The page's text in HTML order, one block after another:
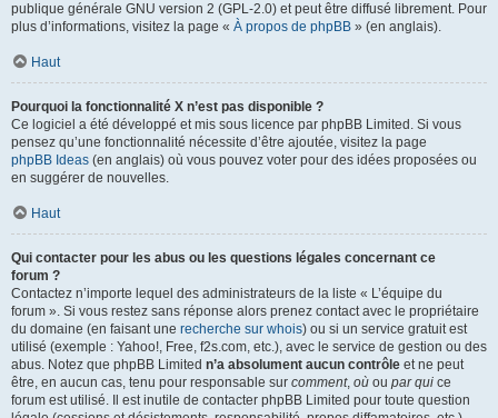
publique générale GNU version 2 (GPL-2.0) et peut être diffusé librement. Pour
plus d’informations, visitez la page « À propos de phpBB » (en anglais).
Haut
Pourquoi la fonctionnalité X n’est pas disponible ?
Ce logiciel a été développé et mis sous licence par phpBB Limited. Si vous
pensez qu’une fonctionnalité nécessite d’être ajoutée, visitez la page
phpBB Ideas (en anglais) où vous pouvez voter pour des idées proposées ou
en suggérer de nouvelles.
Haut
Qui contacter pour les abus ou les questions légales concernant ce
forum ?
Contactez n’importe lequel des administrateurs de la liste « L’équipe du
forum ». Si vous restez sans réponse alors prenez contact avec le propriétaire
du domaine (en faisant une recherche sur whois) ou si un service gratuit est
utilisé (exemple : Yahoo!, Free, f2s.com, etc.), avec le service de gestion ou des
abus. Notez que phpBB Limited n’a absolument aucun contrôle et ne peut
être, en aucun cas, tenu pour responsable sur comment, où ou par qui ce
forum est utilisé. Il est inutile de contacter phpBB Limited pour toute question